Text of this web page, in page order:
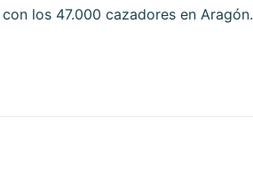
los 47.000 cazadores en Aragón.